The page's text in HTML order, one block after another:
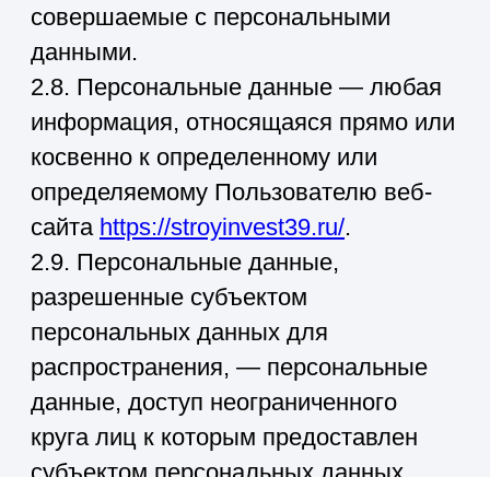
массовой информации, размещение в
информационно-
телекоммуникационных сетях или
предоставление доступа к
персональным данным каким-либо
иным способом.
персональных данных — передача
персональных данных на территорию
иностранного государства органу
власти иностранного государства,
иностранному физическому или
иностранному юридическому лицу.
данных — любые действия, в
результате которых персональные
данные уничтожаются безвозвратно с
невозможностью дальнейшего